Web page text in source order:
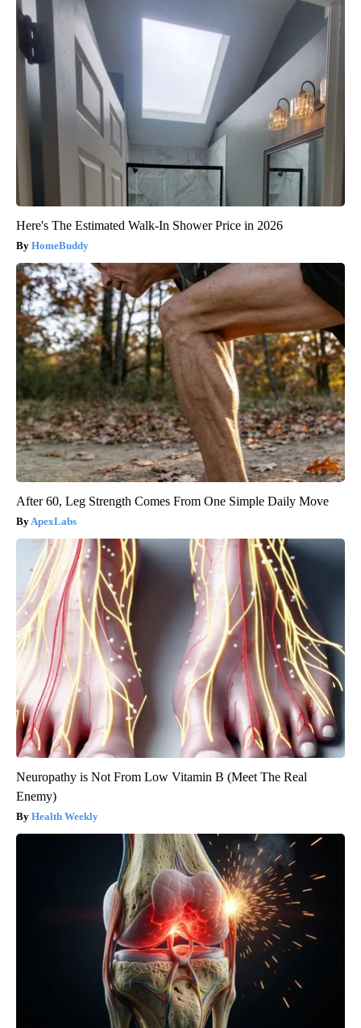
Here's The Estimated Walk-In Shower Price in 2026
HomeBuddy
After 60, Leg Strength Comes From One Simple Daily Move
ApexLabs
Neuropathy is Not From Low Vitamin B (Meet The Real
Enemy)
Health Weekly